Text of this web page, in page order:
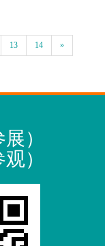
13 14 »
）
）